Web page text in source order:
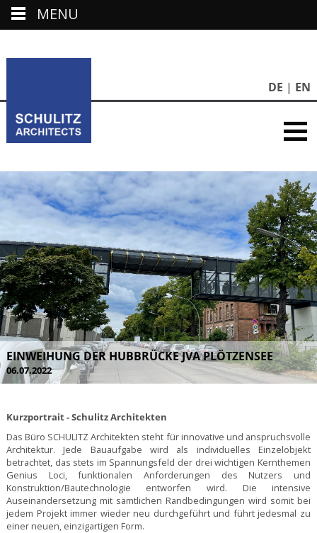
DE EN
EINWEIHUNG DER HUBBRÜCKE JVA PLÖTZENSEE
06.07.2022
Kurzportrait - Schulitz Architekten
Das Büro SCHULITZ Architekten steht für innovative und anspruchsvolle
Architektur. Jede Bauaufgabe wird als individuelles Einzelobjekt
betrachtet, das stets im Spannungsfeld der drei wichtigen Kernthemen
Genius Loci, funktionalen Anforderungen des Nutzers und
Konstruktion/Bautechnologie entworfen wird. Die intensive
Auseinandersetzung mit sämtlichen Randbedingungen wird somit bei
jedem Projekt immer wieder neu durchgeführt und führt jedesmal zu
einer neuen, einzigartigen Form.
MENU